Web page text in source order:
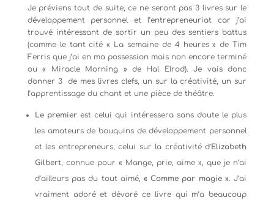
Je préviens tout de suite, ce ne seront pas 3 livres sur le
développement personnel et l’entrepreneuriat car j’ai
trouvé intéressant de sortir un peu des sentiers battus
(comme le tant cité « La semaine de 4 heures » de Tim
Ferris que j’ai en ma possession mais non encore terminé
ou « Miracle Morning » de Hal Elrod). Je vais donc
donner 3 de mes livres clefs, un sur la créativité, un sur
l’apprentissage du chant et une pièce de théâtre.
Le premierest celui qui intéressera sans doute le plus
les amateurs de bouquins de développement personnel
et les entrepreneurs, celui sur la créativité d’Elizabeth
Gilbert, connue pour « Mange, prie, aime », que je n’ai
d’ailleurs pas du tout aimé, « Comme par magie ». J’ai
vraiment adoré et dévoré ce livre qui m’a beaucoup